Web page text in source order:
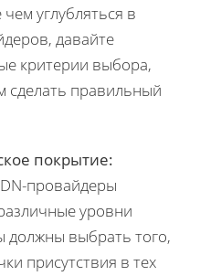
углубляться в
давайте
критерии выбора,
сделать правильный
покрытие:
провайдеры
уровни
должны выбрать того,
присутствия в тех